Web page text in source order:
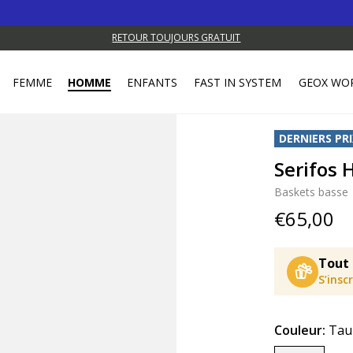
RETOUR TOUJOURS GRATUIT
FEMME HOMME ENFANTS FAST IN SYSTEM GEOX
DERNIERS
Serifos
Baskets basse
€65,00
Tout
Couleur: